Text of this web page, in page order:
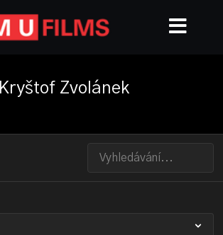
Kryštof Zvolánek